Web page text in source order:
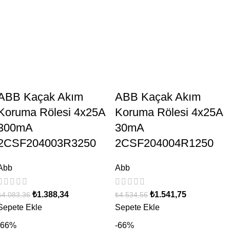
Kaçak Akım
Rölesi 4x25A
4.083,36 ₺1.388,34
Ekle
ABB Kaçak Akım
Koruma Rölesi 4x25A
30mA
2CSF204004R1250
Abb
₺4.534,56 ₺1.541,75
Sepete Ekle
-66%